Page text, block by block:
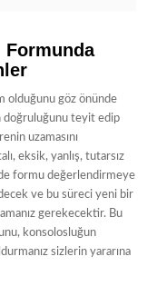
Formunda
olduğunu göz önünde
doğruluğunu teyit edip
uzamasını
eksik, yanlış, tutarsız
formu değerlendirmeye
ve bu süreci yeni bir
gerekecektir. Bu
konsolosluğun
sizlerin yararına